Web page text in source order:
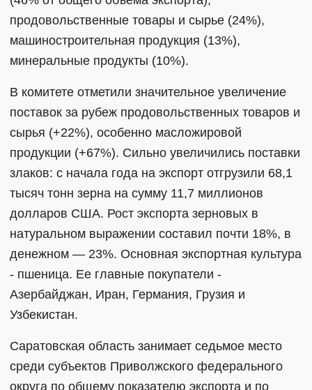
продовольственные товары и сырье (24%),
машиностроительная продукция (13%),
минеральные продукты (10%).
В комитете отметили значительное увеличение
поставок за рубеж продовольственных товаров и
сырья (+22%), особенно масложировой
продукции (+67%). Сильно увеличились поставки
злаков: с начала года на экспорт отгрузили 68,1
тысяч тонн зерна на сумму 11,7 миллионов
долларов США. Рост экспорта зерновых в
натуральном выражении составил почти 18%, в
денежном — 23%. Основная экспортная культура
- пшеница. Ее главные покупатели -
Азербайджан, Иран, Германия, Грузия и
Узбекистан.
Саратовская область занимает седьмое место
среди субъектов Приволжского федерального
округа по общему показателю экспорта и по